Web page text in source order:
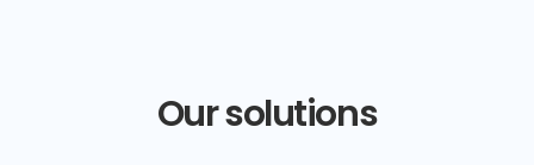
Our solutions